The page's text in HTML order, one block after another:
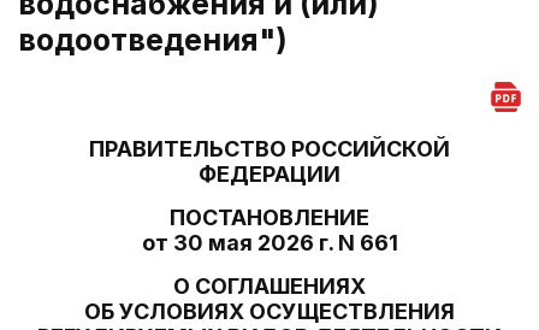
водоотведения")
ПРАВИТЕЛЬСТВО РОССИЙСКОЙ
ФЕДЕРАЦИИ
ПОСТАНОВЛЕНИЕ
от 30 мая 2026 г. N 661
О СОГЛАШЕНИЯХ
ОБ УСЛОВИЯХ ОСУЩЕСТВЛЕНИЯ